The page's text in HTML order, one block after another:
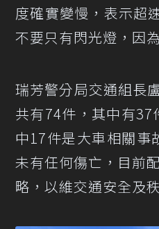
度確實變慢，表示超
不要只有閃光燈，因
瑞芳警分局交通組長
共有74件，其中有
中17件是大車相關事
未有任何傷亡，目前
略，以維交通安全及